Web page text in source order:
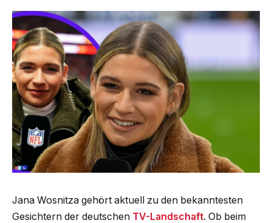
Jana Wosnitza gehört aktuell zu den bekanntesten
Gesichtern der deutschen TV-Landschaft. Ob beim